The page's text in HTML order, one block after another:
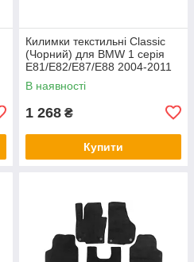
Килимки текстильні Classic
(Чорний) для BMW 1 серія
E81/E82/E87/E88 2004-2011
рр
В наявності
1 268 ₴
Купити